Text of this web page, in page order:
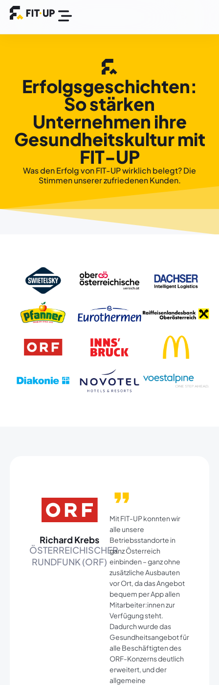
Erfolgsgeschichten:
So stärken
Unternehmen ihre
Gesundheitskultur mit
FIT-UP
Was den Erfolg von FIT-UP wirklich belegt? Die
Stimmen unserer zufriedenen Kunden.
Richard Krebs
ÖSTERREICHISCHER
RUNDFUNK (ORF)
Mit FIT-UP konnten wir
alle unsere
Betriebsstandorte in
ganz Österreich
einbinden – ganz ohne
zusätzliche Ausbauten
vor Ort, da das Angebot
bequem per App allen
Mitarbeiter:innen zur
Verfügung steht.
Dadurch wurde das
Gesundheitsangebot für
alle Beschäftigten des
ORF-Konzerns deutlich
erweitert, und der
allgemeine